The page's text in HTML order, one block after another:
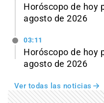
Horóscopo de hoy
agosto de 2026
03:11
Horóscopo de hoy
agosto de 2026
Ver todas las noticias